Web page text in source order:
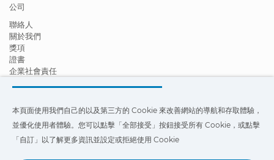
公司
聯絡人
關於我們
獎項
證書
企業社會責任
影片
FAQ - 常見問題
本頁面使用我們自己的以及第三方的 Cookie 來改善我們網站的導航和存
本頁面使用我們自己的以及第三方的 Cookie 來改善網站的導航和存取體驗，
並優化使用者體驗。您可以點擊「全部接受」按鈕接受所有 Cookie，或點擊
「自訂」以了解更多資訊並設定或拒絕使用 Cookie